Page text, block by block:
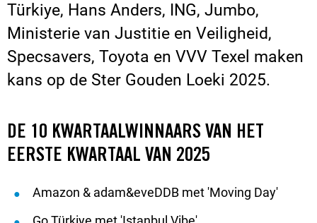
Türkiye, Hans Anders, ING, Jumbo,
Ministerie van Justitie en Veiligheid,
Specsavers, Toyota en VVV Texel maken
kans op de Ster Gouden Loeki 2025.
DE 10 KWARTAALWINNAARS VAN HET
EERSTE KWARTAAL VAN 2025
Amazon & adam&eveDDB met 'Moving Day'